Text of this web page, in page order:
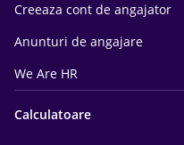
Creeaza cont de angajator
Anunturi de angajare
We Are HR
Calculatoare